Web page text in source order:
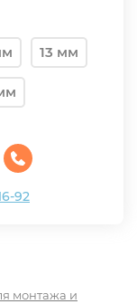
13 мм
92
монтажа и